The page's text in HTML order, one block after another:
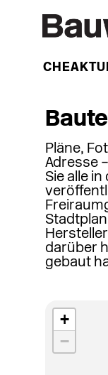
WOCHE
Pläne,
Adresse
Sie alle
darüber
gebaut
+
−